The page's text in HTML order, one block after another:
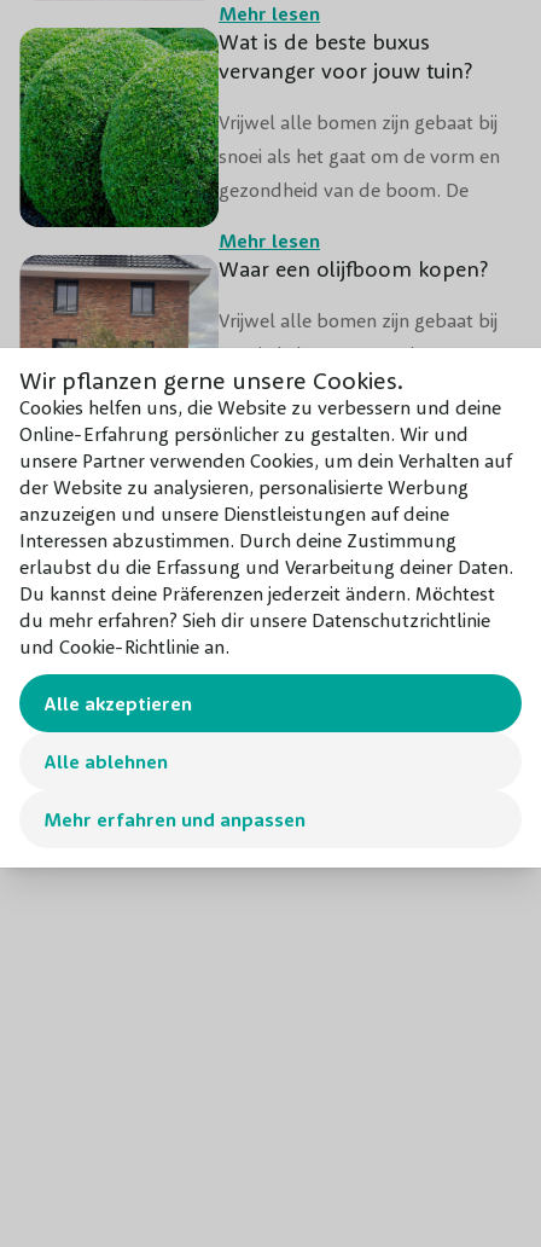
Wir pflanzen gerne unsere Cookies.
Cookies helfen uns, die Website zu verbessern und deine
Online-Erfahrung persönlicher zu gestalten. Wir und
unsere Partner verwenden Cookies, um dein Verhalten auf
der Website zu analysieren, personalisierte Werbung
anzuzeigen und unsere Dienstleistungen auf deine
Interessen abzustimmen. Durch deine Zustimmung
erlaubst du die Erfassung und Verarbeitung deiner Daten.
Du kannst deine Präferenzen jederzeit ändern. Möchtest
du mehr erfahren? Sieh dir unsere Datenschutzrichtlinie
und Cookie-Richtlinie an.
Mehr erfahren und anpassen
Alle ablehnen
Alle akzeptieren
Bloesembomen zorgen ieder jaar
opnieuw voor een spectaculair
trekken bovendien bijen, vlinders
en andere nuttige insecten aan.
Mehr lesen
Wat is de beste buxus
vervanger voor jouw tuin?
Vrijwel alle bomen zijn gebaat bij
snoei als het gaat om de vorm en
gezondheid van de boom. De
voor bolbomen met een strakke,
bolboom staan en ben je benieuwd
Lees dan snel verder!
Mehr lesen
Waar een olijfboom kopen?
Vrijwel alle bomen zijn gebaat bij
snoei als het gaat om de vorm en
gezondheid van de boom. De
gewenste vorm geldt helemaal
voor bolbomen met een strakke,
ronde kroon. Heb je thuis een
bolboom staan en ben je benieuwd
hoe je deze mooi in model houdt?
Lees dan snel verder!
Mehr lesen